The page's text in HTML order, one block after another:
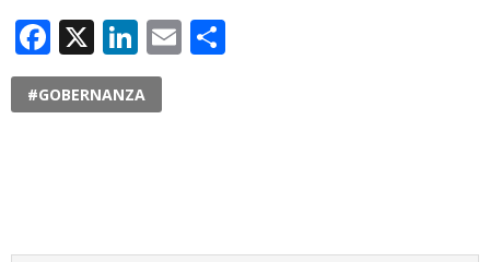
Facebook
X LinkedIn
Email
#GOBERNANZA